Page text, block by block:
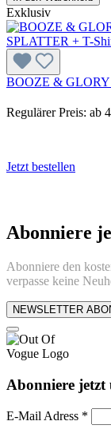
Exklusiv
BOOZE & GLORY
Regulärer Preis: ab
Jetzt bestellen
Abonniere
Abonniere den
verpasse keine
NEWSLETTER
Abonniere jetzt
E-Mail Adress *